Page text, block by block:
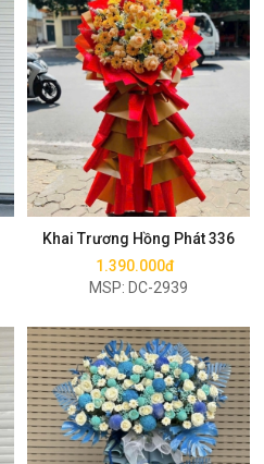
Khai Trương Hồng Phát 336
1.390.000đ
MSP: DC-2939
Mua ngay